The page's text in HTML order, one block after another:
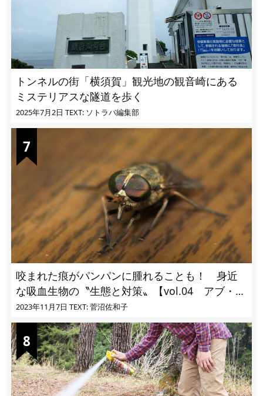
トンネルの街「横須賀」観光地の観音崎にある
ミステリアスな隧道を歩く
2025年7月2日 TEXT: ソトラバ編集部
咬まれた痕がパンパンに腫れることも！ 身近
な吸血生物の〝生態と対策〟【vol.04 アブ・ブ
ユ・ヌカカ】
2023年11月7日 TEXT: 菅沼佐和子